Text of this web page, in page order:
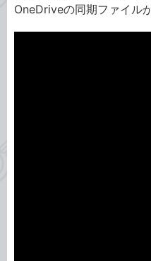
OneDriveの同期ファイル